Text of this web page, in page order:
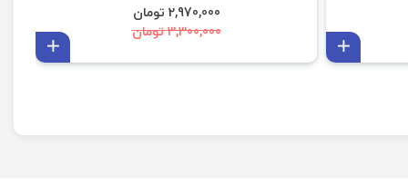
2,970,000 تومان
3,300,000 تومان